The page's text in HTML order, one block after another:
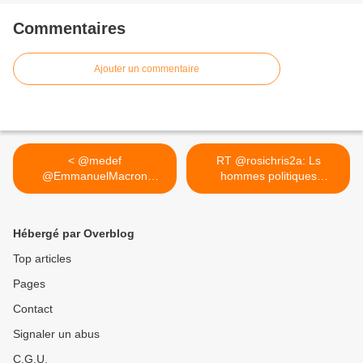
Commentaires
Ajouter un commentaire
< @medef
@EmmanuelMacron
@PierreGattaz Si la...
RT @rosichris2a: Ls
hommes politiques
achetés,ls... >
Hébergé par Overblog
Top articles
Pages
Contact
Signaler un abus
C.G.U.